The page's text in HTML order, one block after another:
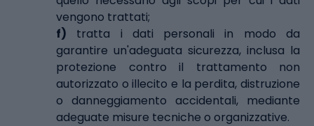
vengono trattati;
f) tratta i dati personali in modo da
garantire un'adeguata sicurezza, inclusa la
protezione contro il trattamento non
autorizzato o illecito e la perdita, distruzione
o danneggiamento accidentali, mediante
adeguate misure tecniche o organizzative.